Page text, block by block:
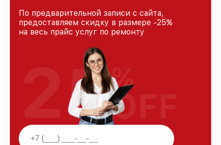
По предварительной записи с сайта,
предоставляем скидку в размере -25%
на весь прайс услуг по ремонту
25%
OFF